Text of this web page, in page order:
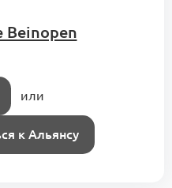
Beinopen
или
к Альянсу